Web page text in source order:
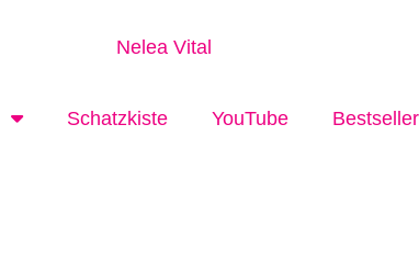
Schatzkiste YouTube Bestseller